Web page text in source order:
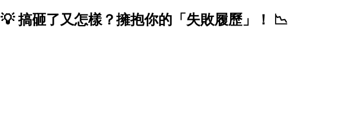
💡 搞砸了又怎樣？擁抱你的「失敗履歷」！ 📉